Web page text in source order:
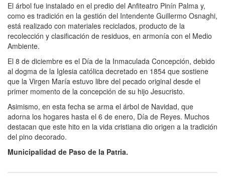
El árbol fue instalado en el predio del Anfiteatro Pinín Palma y,
como es tradición en la gestión del Intendente Guillermo Osnaghi,
está realizado con materiales reciclados, producto de la
recolección y clasificación de residuos, en armonía con el Medio
Ambiente.
El 8 de diciembre es el Día de la Inmaculada Concepción, debido
al dogma de la Iglesia católica decretado en 1854 que sostiene
que la Virgen María estuvo libre del pecado original desde el
primer momento de la concepción de su hijo Jesucristo.
Asimismo, en esta fecha se arma el árbol de Navidad, que
adorna los hogares hasta el 6 de enero, Día de Reyes. Muchos
destacan que este hito en la vida cristiana dio origen a la tradición
del pino decorado.
Municipalidad de Paso de la Patria.